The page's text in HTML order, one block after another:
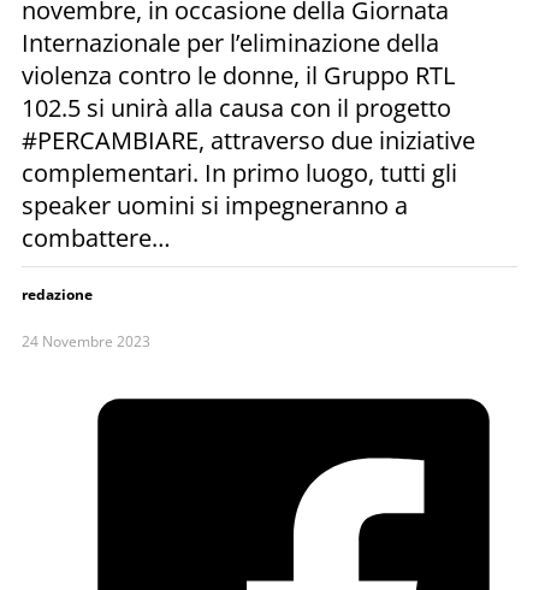
novembre, in occasione della Giornata
Internazionale per l’eliminazione della
violenza contro le donne, il Gruppo RTL
102.5 si unirà alla causa con il progetto
#PERCAMBIARE, attraverso due iniziative
complementari. In primo luogo, tutti gli
speaker uomini si impegneranno a
combattere…
redazione
24 Novembre 2023